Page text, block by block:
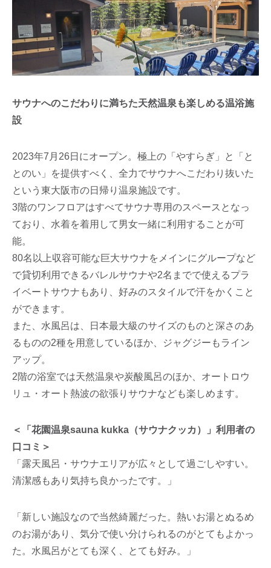
サウナへのこだわりに満ちた天然温泉も楽しめる温浴施
設
2023年7月26日にオープン。極上の「やすらぎ」と「と
とのい」を提供すべく、全力でサウナへこだわり抜いた
という東大阪市の日帰り温泉施設です。
3階のワンフロアはすべてサウナ専用のスペースとなっ
ており、水着を着用して男女一緒に利用することが可
能。
80名以上収容可能な巨大サウナをメインにグループなど
で貸切利用できるバレルサウナや2名までで使えるプラ
イベートサウナもあり、好みのスタイルで汗をかくこと
ができます。
また、水風呂は、日本最大級のサイズのものと深さのあ
るものの2種を用意しているほか、ジャグジーもライン
アップ。
2階の浴室では天然温泉や炭酸風呂のほか、オートロウ
リュ・オート熱波の欲張りサウナなども楽しめます。
＜「花園温泉sauna kukka（サウナクッカ）」利用者の
口コミ＞
「露天風呂・サウナエリアが広々として過ごしやすい。
清潔感もあり気持ち良かったです。」
「新しい施設なので当然綺麗だった。熱いお湯とぬるめ
のお湯があり、気分で使い分けられるのがとてもよかっ
た。水風呂がとても深く、とても好み。」